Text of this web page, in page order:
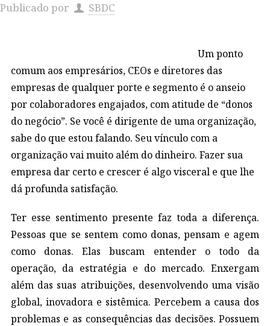
Publicado por SBDC
Um ponto
comum aos empresários, CEOs e diretores das
empresas de qualquer porte e segmento é o anseio
por colaboradores engajados, com atitude de “donos
do negócio”. Se você é dirigente de uma organização,
sabe do que estou falando. Seu vínculo com a
organização vai muito além do dinheiro. Fazer sua
empresa dar certo e crescer é algo visceral e que lhe
dá profunda satisfação.
Ter esse sentimento presente faz toda a diferença.
Pessoas que se sentem como donas, pensam e agem
como donas. Elas buscam entender o todo da
operação, da estratégia e do mercado. Enxergam
além das suas atribuições, desenvolvendo uma visão
global, inovadora e sistêmica. Percebem a causa dos
problemas e as consequências das decisões. Possuem